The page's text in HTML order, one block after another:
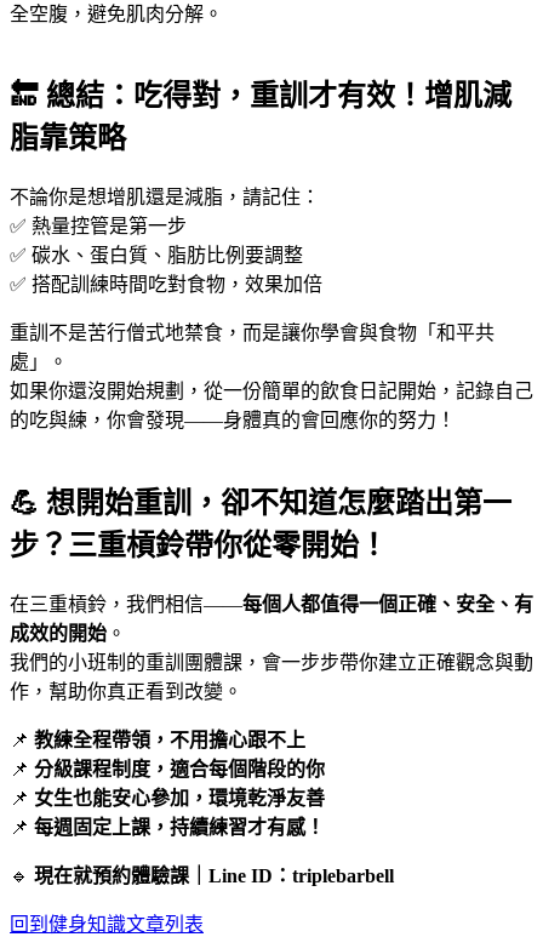
全空腹，避免肌肉分解。
🔚 總結：吃得對，重訓才有效！增肌減
脂靠策略
不論你是想增肌還是減脂，請記住：
✅ 熱量控管是第一步
✅ 碳水、蛋白質、脂肪比例要調整
✅ 搭配訓練時間吃對食物，效果加倍
重訓不是苦行僧式地禁食，而是讓你學會與食物「和平共
處」。
如果你還沒開始規劃，從一份簡單的飲食日記開始，記錄自己
的吃與練，你會發現——身體真的會回應你的努力！
💪 想開始重訓，卻不知道怎麼踏出第一
步？三重槓鈴帶你從零開始！
在三重槓鈴，我們相信——每個人都值得一個正確、安全、有
成效的開始 。
我們的小班制的重訓團體課，會一步步帶你建立正確觀念與動
作，幫助你真正看到改變。
📌 教練全程帶領，不用擔心跟不上
📌 分級課程制度，適合每個階段的你
📌 女生也能安心參加，環境乾淨友善
📌 每週固定上課，持續練習才有感！
🔹 現在就預約體驗課｜Line ID：triplebarbell
回到健身知識文章列表